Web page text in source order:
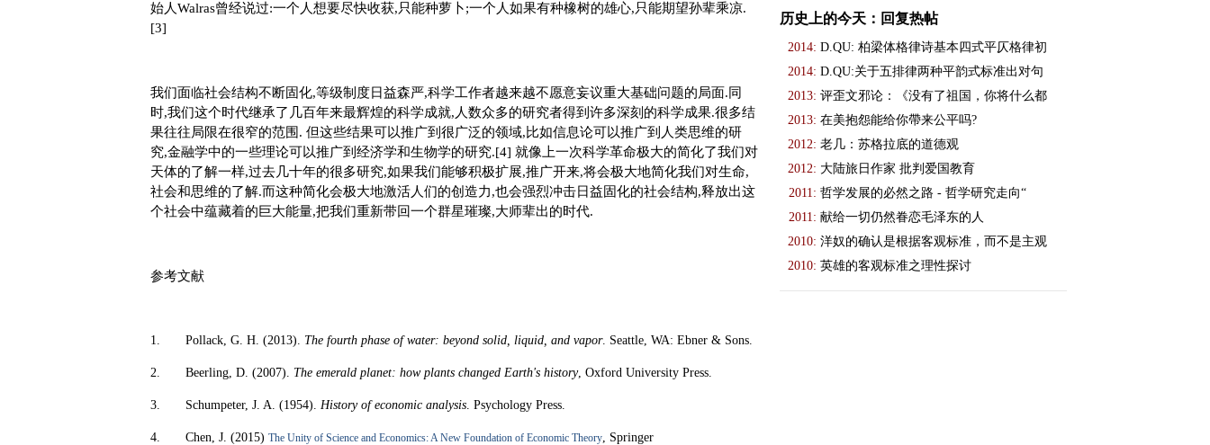
始人Walras曾经说过:一个人想要尽快收获,只能种萝卜;一个人如果有种橡树的雄心,只能期望孙辈乘凉.
[3]
我们面临社会结构不断固化,等级制度日益森严,科学工作者越来越不愿意妄议重大基础问题的局面.同
时,我们这个时代继承了几百年来最辉煌的科学成就,人数众多的研究者得到许多深刻的科学成果.很多结
果往往局限在很窄的范围. 但这些结果可以推广到很广泛的领域,比如信息论可以推广到人类思维的研
究,金融学中的一些理论可以推广到经济学和生物学的研究.[4] 就像上一次科学革命极大的简化了我们对
天体的了解一样,过去几十年的很多研究,如果我们能够积极扩展,推广开来,将会极大地简化我们对生命,
社会和思维的了解.而这种简化会极大地激活人们的创造力,也会强烈冲击日益固化的社会结构,释放出这
个社会中蕴藏着的巨大能量,把我们重新带回一个群星璀璨,大师辈出的时代.
参考文献
1. Pollack, G. H. (2013). The fourth phase of water: beyond solid, liquid, and vapor. Seattle, WA: Ebner & Sons.
2. Beerling, D. (2007). The emerald planet: how plants changed Earth's history, Oxford University Press.
3. Schumpeter, J. A. (1954). History of economic analysis. Psychology Press.
4. Chen, J. (2015) The Unity of Science and Economics: A New Foundation of Economic Theory, Springer
历史上的今天：回复热帖
2014: D.QU: 柏梁体格律诗基本四式平仄格律初
2014: D.QU:关于五排律两种平韵式标准出对句
2013: 评歪文邪论：《没有了祖国，你将什么都
2013: 在美抱怨能给你帶来公平吗?
2012: 老几：苏格拉底的道德观
2012: 大陆旅日作家 批判爱国教育
2011: 哲学发展的必然之路 - 哲学研究走向“
2011: 献给一切仍然眷恋毛泽东的人
2010: 洋奴的确认是根据客观标准，而不是主观
2010: 英雄的客观标准之理性探讨